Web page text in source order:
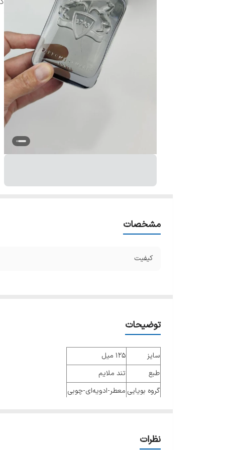
مشخصات
کیفیت
توضیحات
سایز
125 میل
طبع
تند ملایم
گروه بویایی معطر-ادویه‌ای-چوبی
نوع عطر
نظرات